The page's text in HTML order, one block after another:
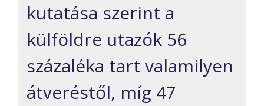
kutatása szerint a
külföldre utazók 56
százaléka tart valamilyen
átveréstől, míg 47